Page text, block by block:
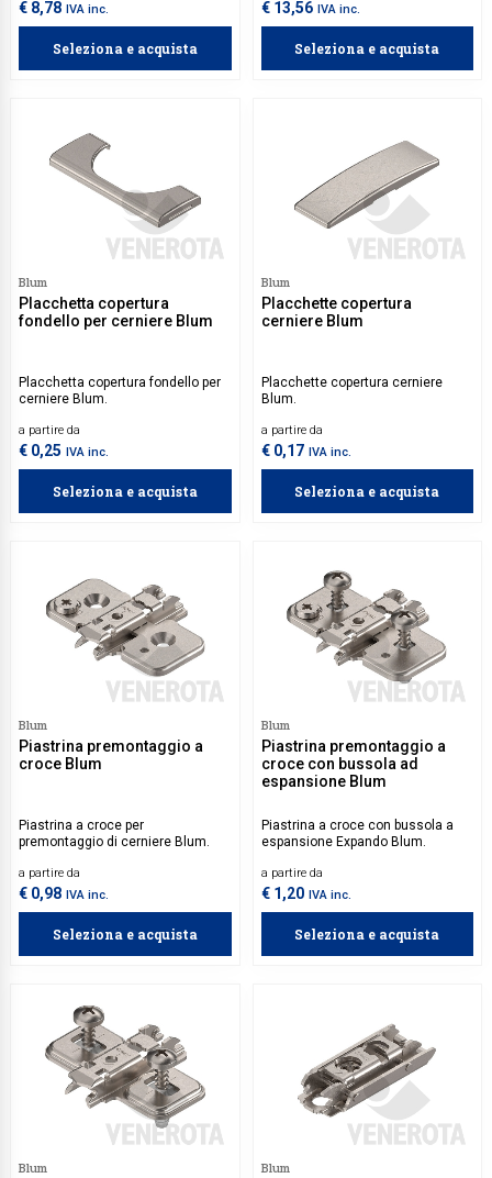
€ 8,78 IVA inc.
Seleziona e acquista
€ 13,56 IVA inc.
Seleziona e acquista
Blum
Placchetta copertura
fondello per cerniere Blum
Placchetta copertura fondello per
cerniere Blum.
a partire da
€ 0,25 IVA inc.
Seleziona e acquista
Blum
Placchette copertura
cerniere Blum
Placchette copertura cerniere
Blum.
a partire da
€ 0,17 IVA inc.
Seleziona e acquista
Blum
Piastrina premontaggio a
croce Blum
Piastrina a croce per
premontaggio di cerniere Blum.
a partire da
€ 0,98 IVA inc.
Seleziona e acquista
Blum
Piastrina premontaggio a
croce con bussola ad
espansione Blum
Piastrina a croce con bussola a
espansione Expando Blum.
a partire da
€ 1,20 IVA inc.
Seleziona e acquista
Blum Blum